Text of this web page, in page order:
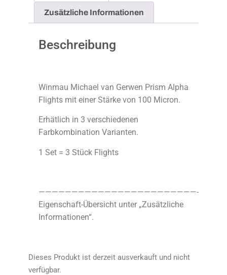
Zusätzliche Informationen
Beschreibung
Winmau Michael van Gerwen Prism Alpha
Flights mit einer Stärke von 100 Micron.
Erhätlich in 3 verschiedenen
Farbkombination Varianten.
1 Set = 3 Stück Flights
————————————————————————-
Eigenschaft-Übersicht unter „Zusätzliche
Informationen“.
Dieses Produkt ist derzeit ausverkauft und nicht
verfügbar.